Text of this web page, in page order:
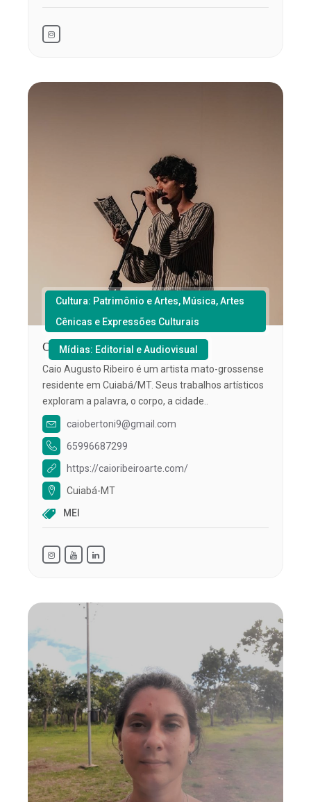
Cultura: Patrimônio e Artes, Música, Artes
Cênicas e Expressões Culturais
Mídias: Editorial e Audiovisual
Caio Augusto Ribeiro
Caio Augusto Ribeiro é um artista mato-grossense
residente em Cuiabá/MT. Seus trabalhos artísticos
exploram a palavra, o corpo, a cidade..
caiobertoni9@gmail.com
65996687299
https://caioribeiroarte.com/
Cuiabá-MT
MEI